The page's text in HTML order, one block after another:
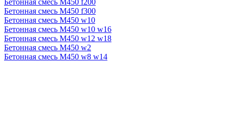
Бетонная смесь М450 f200
Бетонная смесь М450 f300
Бетонная смесь М450 w10
Бетонная смесь М450 w10 w16
Бетонная смесь М450 w12 w18
Бетонная смесь М450 w2
Бетонная смесь М450 w8 w14